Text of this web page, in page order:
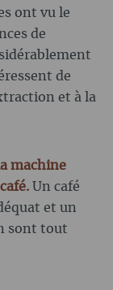
ont vu le
de
de
et à la
machine
Un café
et un
sont tout